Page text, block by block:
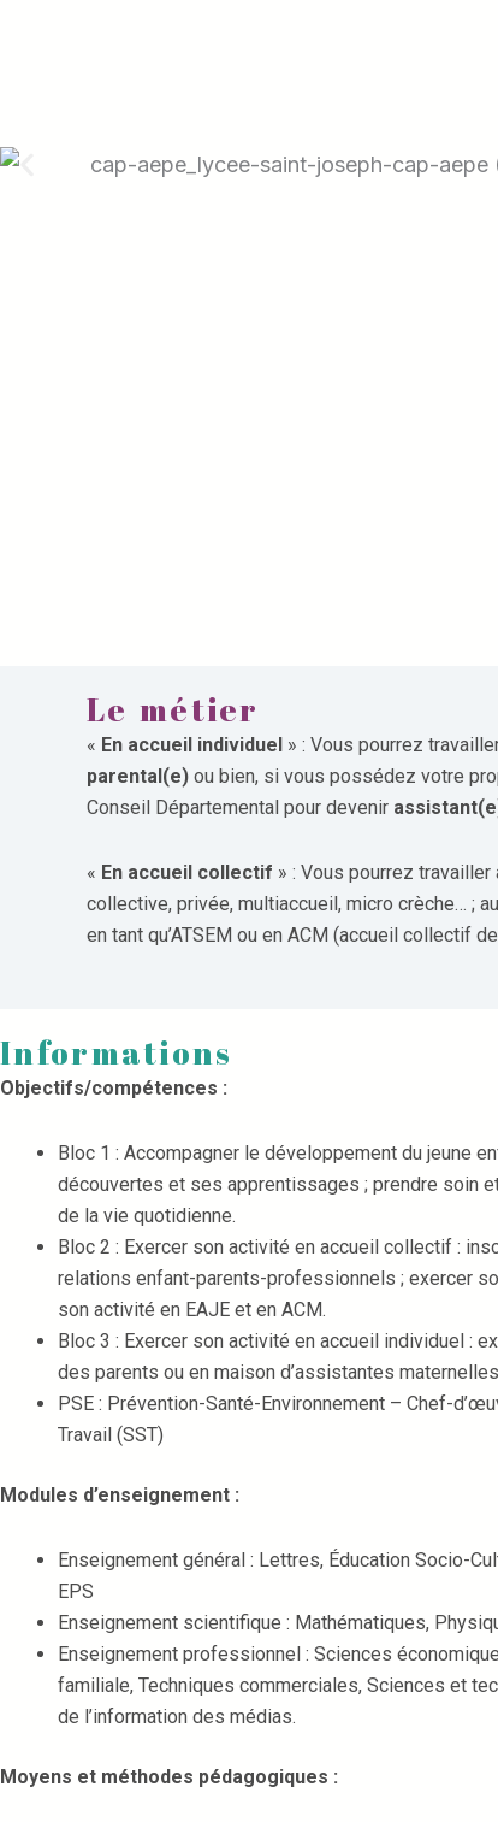
Le métier
« En accueil individuel » : Vous pourrez
parental(e) ou bien, si vous possédez votre
Conseil Départemental pour devenir
« En accueil collectif » : Vous pourrez
collective, privée, multiaccueil, micro crèche… ;
en tant qu’ATSEM ou en ACM (accueil collectif
Informations
Objectifs/compétences :
Bloc 1 : Accompagner le développement du jeune
découvertes et ses apprentissages ; prendre soin
de la vie quotidienne.
Bloc 2 : Exercer son activité en accueil collectif :
relations enfant-parents-professionnels ; exercer
son activité en EAJE et en ACM.
Bloc 3 : Exercer son activité en accueil individuel :
des parents ou en maison d’assistantes
PSE : Prévention-Santé-Environnement – Chef-
Travail (SST)
Modules d’enseignement :
Enseignement général : Lettres, Éducation Socio-
EPS
Enseignement scientifique : Mathématiques,
Enseignement professionnel : Sciences
familiale, Techniques commerciales, Sciences et
de l’information des médias.
Moyens et méthodes pédagogiques :